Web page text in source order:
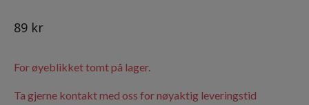
89 kr
For øyeblikket tomt på lager.
Ta gjerne kontakt med oss for nøyaktig leveringstid